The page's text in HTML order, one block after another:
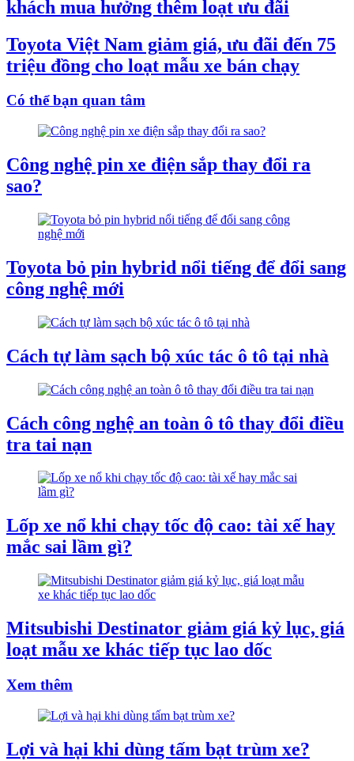
khách mua hưởng thêm loạt ưu đãi
Toyota Việt Nam giảm giá, ưu đãi đến 75
triệu đồng cho loạt mẫu xe bán chạy
Có thể bạn quan tâm
Công nghệ pin xe điện sắp thay đổi ra
sao?
Toyota bỏ pin hybrid nổi tiếng để đổi sang
công nghệ mới
Cách tự làm sạch bộ xúc tác ô tô tại nhà
Cách công nghệ an toàn ô tô thay đổi điều
tra tai nạn
Lốp xe nổ khi chạy tốc độ cao: tài xế hay
mắc sai lầm gì?
Mitsubishi Destinator giảm giá kỷ lục, giá
loạt mẫu xe khác tiếp tục lao dốc
Xem thêm
Lợi và hại khi dùng tấm bạt trùm xe?